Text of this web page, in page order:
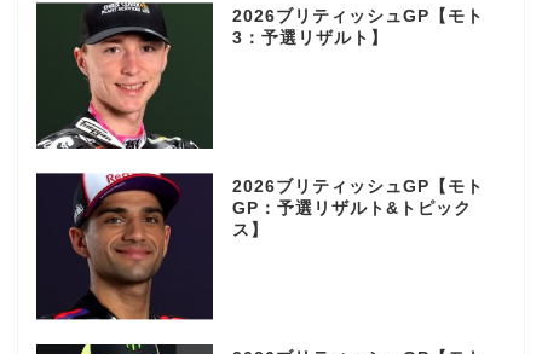
2026ブリティッシュGP【モト
3：予選リザルト】
2026ブリティッシュGP【モト
GP：予選リザルト&トピック
ス】